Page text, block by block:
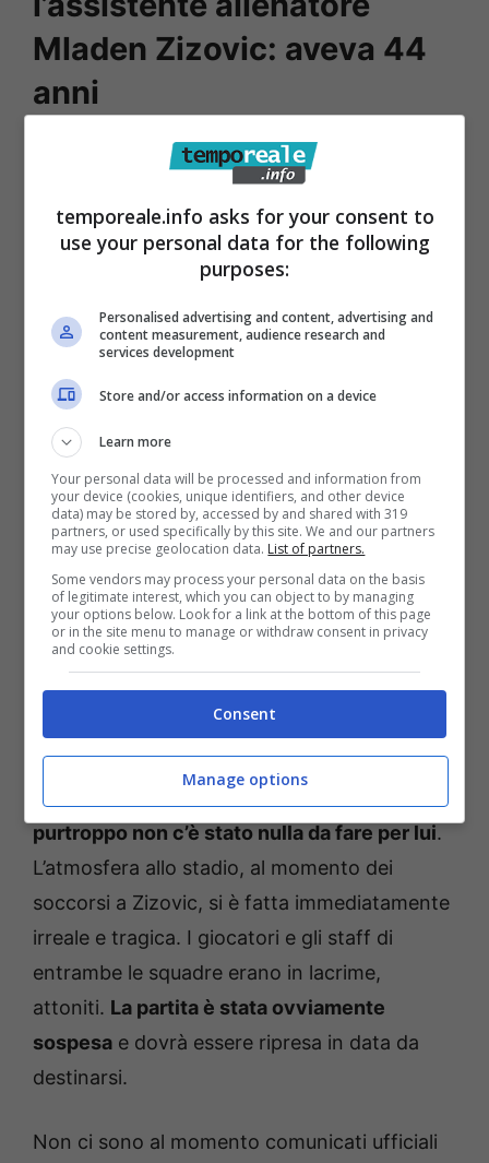
Mladen Zizovic: aveva 44
anni
Ieri sera, in Serbia, si stava svolgendo la gara
del massimo campionato tra Mladost Lucani e
Radnicki 1923. A metà del primo tempo,
l’assistente allenatore della squadra ospite,
improvviso in panchina.
Serbia, muore in campo l’assistente allenatore Mladen
I soccorsi sono stati prestati prontamente e il
44enne è stato portato in ospedale,
purtroppo non c’è stato nulla da fare per lui.
L’atmosfera allo stadio, al momento dei
soccorsi a Zizovic, si è fatta immediatamente
irreale e tragica. I giocatori e gli staff di
entrambe le squadre erano in lacrime,
attoniti. La partita è stata ovviamente
sospesa e dovrà essere ripresa in data da
destinarsi.
Non ci sono al momento comunicati ufficiali
temporeale.info asks for your consent to
use your personal data for the following
purposes:
Personalised advertising and content, advertising and
content measurement, audience research and
services development
Store and/or access information on a device
Learn more
Your personal data will be processed and information from
your device (cookies, unique identifiers, and other device
data) may be stored by, accessed by and shared with 319
partners, or used specifically by this site. We and our partners
may use precise geolocation data. List of partners.
Some vendors may process your personal data on the basis
of legitimate interest, which you can object to by managing
your options below. Look for a link at the bottom of this page
or in the site menu to manage or withdraw consent in privacy
and cookie settings.
Consent
Manage options